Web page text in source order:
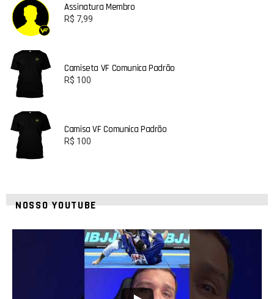
Assinatura Membro
R$ 7,99
Camiseta VF Comunica Padrão
R$ 100
Camisa VF Comunica Padrão
R$ 100
NOSSO YOUTUBE